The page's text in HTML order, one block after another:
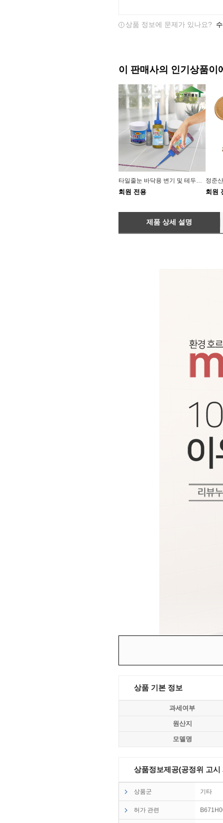
상품 정보에 문제가 있나요?
이 판매사의 인기상품이
회원 전용
회원
제품 상세 설명
상품 기본 정보
과세여부
원산지
모델명
상품정보제공(공정위 고시
상품군 기타
허가 관련